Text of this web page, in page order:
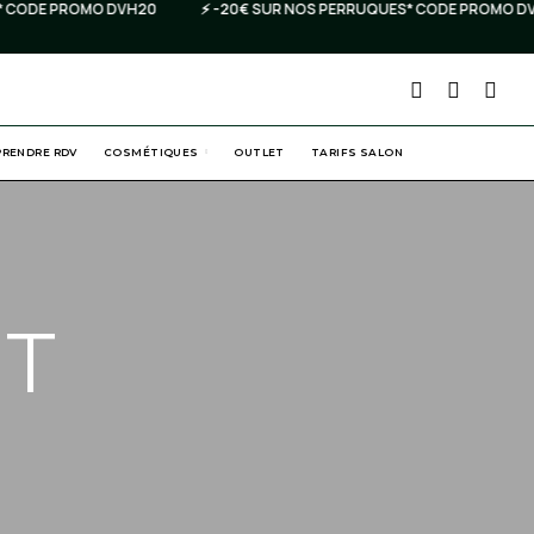
PROMO DVH20 ⚡️ -20€ SUR NOS PERRUQUES* CODE PROMO DVH20
RDV COSMÉTIQUES OUTLET TARIFS SALON